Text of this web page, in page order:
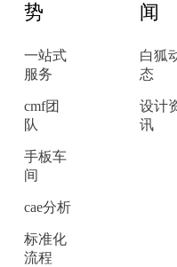
势
一站式
服务
cmf团
队
手板车
间
cae分析
标准化
流程
闻
白狐
态
设计
讯